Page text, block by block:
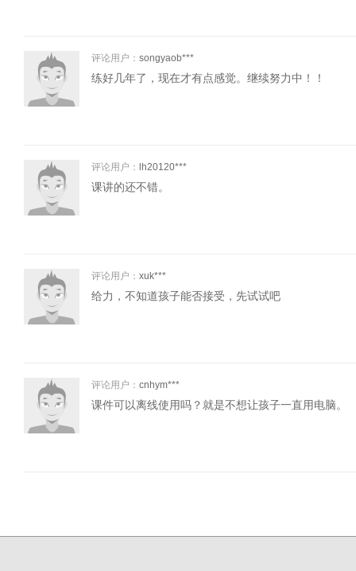
评论用户： songyaob***
练好几年了，现在才有点感觉。继续努力中！！
评论用户： lh20120***
课讲的还不错。
评论用户： xuk***
给力，不知道孩子能否接受，先试试吧
评论用户： cnhym***
课件可以离线使用吗？就是不想让孩子一直用电脑。